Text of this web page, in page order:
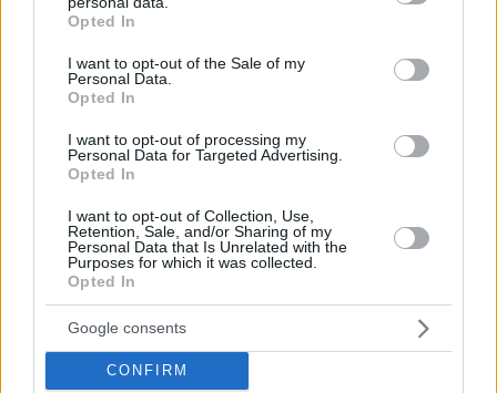
grant or deny consent to Google and its third-party tags to
use your data for below specified purposes in below Google
consent section.
Opted In
I want to opt-out of the Sale of my
Personal Data.
Opted In
I want to opt-out of processing my
Personal Data for Targeted Advertising.
Opted In
I want to opt-out of Collection, Use,
Retention, Sale, and/or Sharing of my
Personal Data that Is Unrelated with the
Purposes for which it was collected.
Opted In
Google consents
CONFIRM
Γιώργος Παράσχος: Χαμογελαστός, δίνει τη μάχη
του με τον καρκίνο, μπήκε στο νοσοκομείο για νέα
θεραπεία
06.08.2026, 18:00